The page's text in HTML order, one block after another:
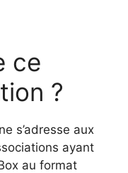
ce
?
s’adresse aux
ayant
au format